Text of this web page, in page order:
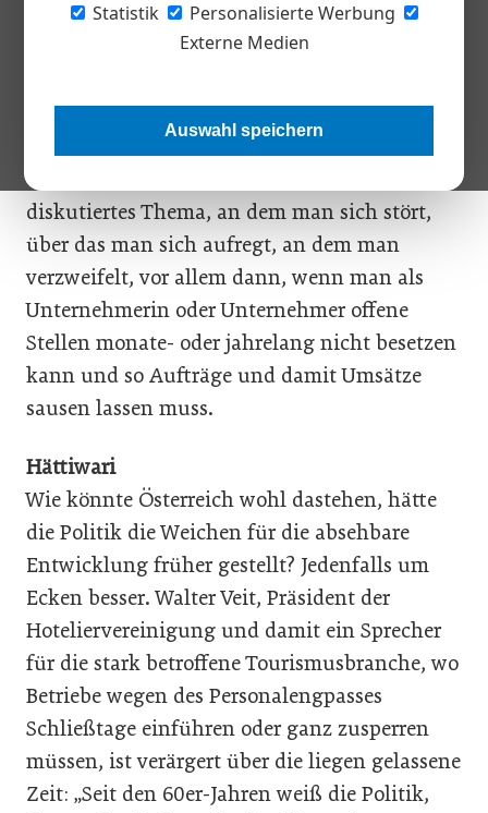
Statistik
Personalisierte Werbung
Externe Medien
Auswahl speichern
Es ist ein Problem mit einem langen Bart.
Deshalb ist es auch schwer verständlich, wieso
wurde. Seit Jahren, wenn nicht Jahrzehnten
wird über den Fachkräftemangel geklagt. Seit
einigen Monaten erst ist er ein heiß
diskutiertes Thema, an dem man sich stört,
über das man sich aufregt, an dem man
verzweifelt, vor allem dann, wenn man als
Unternehmerin oder Unternehmer offene
Stellen monate- oder jahrelang nicht besetzen
kann und so Aufträge und damit Umsätze
sausen lassen muss.
Hättiwari
Wie könnte Österreich wohl dastehen, hätte
die Politik die Weichen für die absehbare
Entwicklung früher gestellt? Jedenfalls um
Ecken besser. Walter Veit, Präsident der
Hotelier­vereinigung und damit ein Sprecher
für die stark betroffene Tourismusbranche, wo
Betriebe wegen des Personalengpasses
Schließtage einführen oder ganz zusperren
müssen, ist verärgert über die liegen gelassene
Zeit: „Seit den 60er-Jahren weiß die Politik,